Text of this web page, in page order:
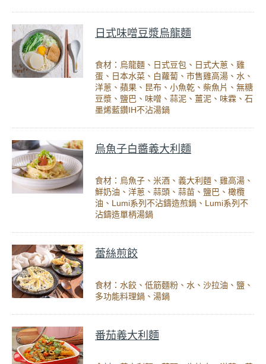
日式味噌豆漿烏龍麵
食材：烏龍麵、日式豆包、日式大蔥、雞
蛋、日本水菜、白蘿蔔、市售雞高湯、水、
洋蔥、蘋果、昆布、小魚乾、柴魚片、無糖
豆漿、鹽巴、味噌、蒜泥、薑泥、味霖、石
墨烯藍鑽IH不沾湯鍋
烏魚子白醬義大利麵
食材：烏魚子、米酒、義大利麵、雞高湯、
鮮奶油、洋蔥、蒜頭、蒜苗、鹽巴、橄欖
油、Lumi系列不沾鑄造煎鍋、Lumi系列不
沾鑄造單柄湯鍋
蕾絲煎餃
食材：水餃、低筋麵粉、水、沙拉油、鹽、
多功能料理鍋、湯鍋
番茄義大利麵